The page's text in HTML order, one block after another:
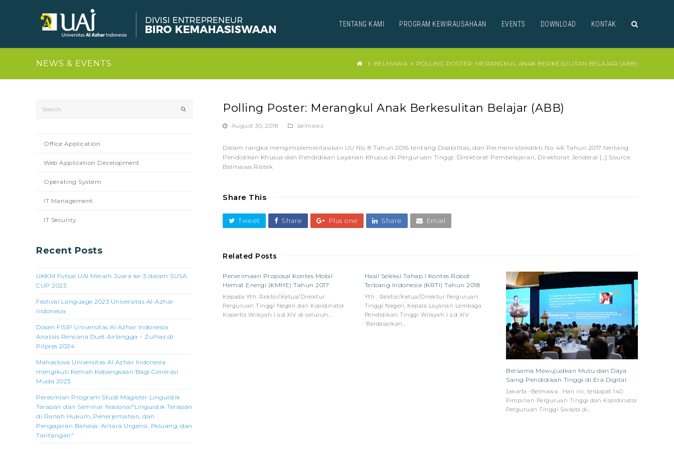
TENTANG KAMI PROGRAM KEWIRAUSAHAAN EVENTS DOWNLOAD KONTAK
NEWS & EVENTS BELMAWA POLLING POSTER: MERANGKUL ANAK BERKESULITAN BELAJAR (ABB)
Polling Poster: Merangkul Anak Berkesulitan Belajar (ABB)
August 30, 2018 belmawa
Dalam rangka mengimplementasikan UU No. 8 Tahun 2016 tentang Disabilitas, dan Permenristekdikti No. 46 Tahun 2017 tentang
Pendidikan Khusus dan Pendidikan Layanan Khusus di Perguruan Tinggi. Direktorat Pembelajaran, Direktorat Jenderal […] Source:
Belmawa Ristek
Share This
Tweet Share Plus one Share Email
Related Posts
Penerimaan Proposal Kontes Mobil
Hemat Energi (KMHE) Tahun 2017
Kepada Yth. Rektor/Ketua/Direktur
Perguruan Tinggi Negeri dan Koordinator
Kopertis Wilayah I s.d XIV di seluruh…
Hasil Seleksi Tahap I Kontes Robot
Terbang Indonesia (KRTI) Tahun 2018
Yth : Rektor/Ketua/Direktur Perguruan
Tinggi Negeri, Kepala Layanan Lembaga
Pendidikan Tinggi Wilayah I s.d XIV
Berdasarkan…
Bersama Mewujudkan Mutu dan Daya
Saing Pendidikan Tinggi di Era Digital
Jakarta -Belmawa. Hari ini, terdapat 140
Pimpinan Perguruan Tinggi dan Koordinator
Perguruan Tinggi Swasta di…
Office Application
Web Application Development
Operating System
IT Management
IT Security
Recent Posts
UKKM Futsal UAI Meraih Juara ke-3 dalam SUSA
CUP 2023
Festival Language 2023 Universitas Al-Azhar
Indonesia
Dosen FISIP Universitas Al Azhar Indonesia
Analisis Rencana Duet Airlangga – Zulhas di
Pilpres 2024
Mahasiswa Universitas Al Azhar Indonesia
mengikuti Kemah Kebangsaan Bagi Generasi
Muda 2023
Peresmian Program Studi Magister Linguistik
Terapan dan Seminar Nasional“Linguistik Terapan
di Ranah Hukum, Penerjemahan, dan
Pengajaran Bahasa: Antara Urgensi, Peluang, dan
Tantangan”